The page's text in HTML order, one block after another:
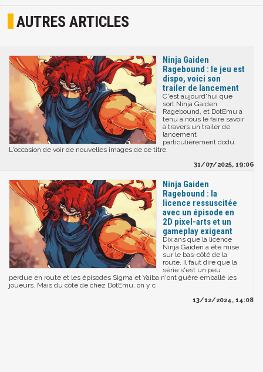
AUTRES ARTICLES
Ninja Gaiden
Ragebound : le jeu est
dispo, voici son
trailer de lancement
C'est aujourd'hui que
sort Ninja Gaiden
Ragebound, et DotEmu a
tenu à nous le faire savoir
à travers un trailer de
lancement
particulièrement dodu.
L'occasion de voir de nouvelles images de ce titre.
31/07/2025, 19:06
Ninja Gaiden
Ragebound : la
licence ressuscitée
avec un épisode en
2D pixel-arts et un
gameplay exigeant
Dix ans que la licence
Ninja Gaiden a été mise
sur le bas-côté de la
route. Il faut dire que la
série s'est un peu
perdue en route et les épisodes Sigma et Yaiba n'ont guère emballé les
joueurs. Mais du côté de chez DotEmu, on y c
13/12/2024, 14:08